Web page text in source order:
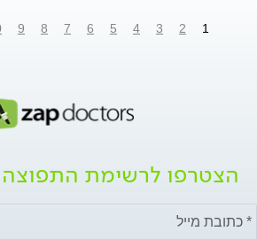
1
2
3
4
5
6
7
8
9
הצטרפו לרשימת התפוצה